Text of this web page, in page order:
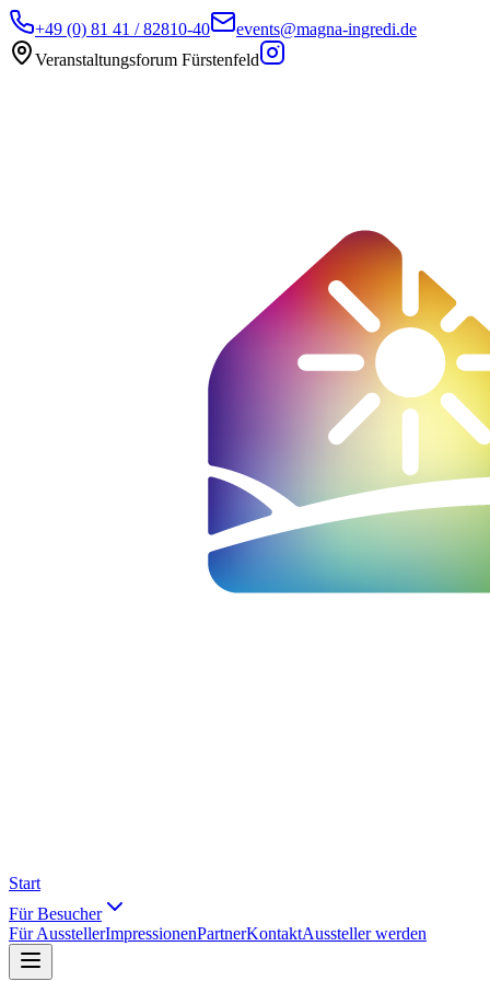
+49 (0) 81 41 / 82810-40
events@magna-ingredi.de
Veranstaltungsforum Fürstenfeld
Start
Für Besucher
Für AusstellerImpressionenPartnerKontaktAussteller werden